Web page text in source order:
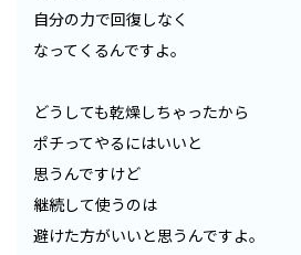
自分の力で回復しなく
なってくるんですよ。
どうしても乾燥しちゃったから
ポチってやるにはいいと
思うんですけど
継続して使うのは
避けた方がいいと思うんですよ。